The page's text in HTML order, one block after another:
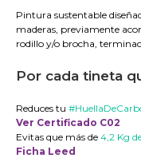
Pintura sustentable
maderas, previamente
rodillo y/o brocha,
Por cada tineta
Reduces tu
Ver Certificado C02
Evitas que más de 4,2 Kg
Ficha Leed